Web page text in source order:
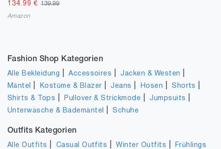
134.99 €139.99
Amazon
Fashion Shop Kategorien
Alle Bekleidung |Accessoires |Jacken & Westen
Mäntel Kostüme & Blazer |Jeans Hosen |Shorts
Shirts & Tops Pullover & Strickmode |Jumpsuits
Unterwäsche & Bademäntel |Schuhe
Outfits Kategorien
Alle Outfits Casual Outfits |Winter Outfits
Frühlings